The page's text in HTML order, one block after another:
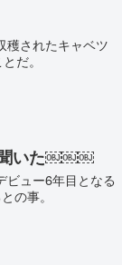
穫されたキャベツ
だ。
聞いた￼￼￼
ビュー6年目となる
の事。